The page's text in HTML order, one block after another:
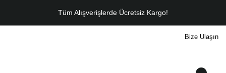
Tüm Alışverişlerde Ücretsiz Kargo!
Bize Ulaşın